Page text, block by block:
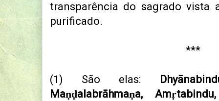
transparência do sagrado vista
purificado.
***
(1) São elas:
Maṇḍalabrāhmaṇa,